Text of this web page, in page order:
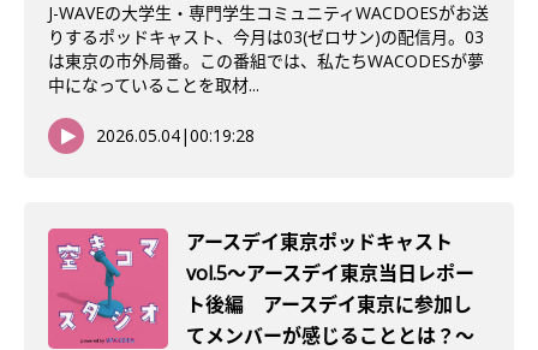
J-WAVEの大学生・専門学生コミュニティWACDOESがお送
りするポッドキャスト、今月は03(ゼロサン)の配信月。03
は東京の市外局番。この番組では、私たちWACODESが夢
中になっていることを取材...
2026.05.04|00:19:28
アースデイ東京ポッドキャスト
vol.5〜アースデイ東京当日レポー
ト後編 アースデイ東京に参加し
てメンバーが感じることとは？〜